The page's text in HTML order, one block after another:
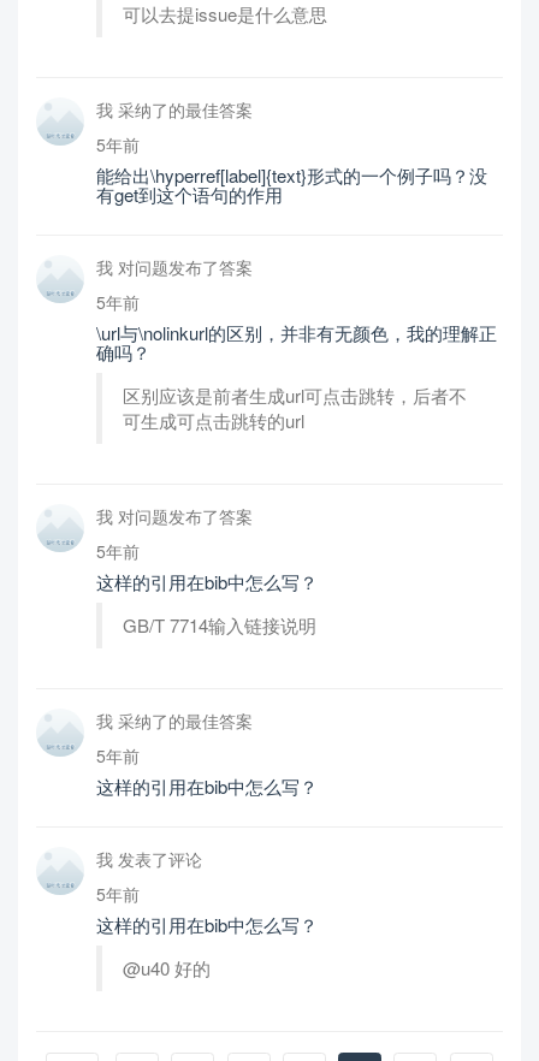
可以去提issue是什么意思
我 采纳了的最佳答案
5年前
能给出\hyperref[label]{text}形式的一个例子吗？没
有get到这个语句的作用
我 对问题发布了答案
5年前
\url与\nolinkurl的区别，并非有无颜色，我的理解正
确吗？
区别应该是前者生成url可点击跳转，后者不
可生成可点击跳转的url
我 对问题发布了答案
5年前
这样的引用在bib中怎么写？
GB/T 7714输入链接说明
我 采纳了的最佳答案
5年前
这样的引用在bib中怎么写？
我 发表了评论
5年前
这样的引用在bib中怎么写？
@u40 好的